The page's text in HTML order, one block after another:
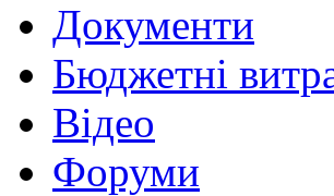
Документи
Бюджетні
Відео
Форуми